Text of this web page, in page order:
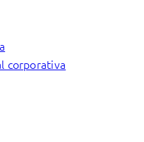
corporativa